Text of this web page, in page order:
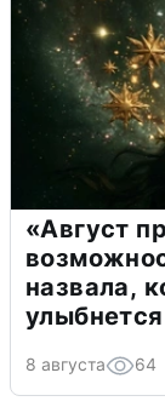
«Август
назвала,
8 августа 64